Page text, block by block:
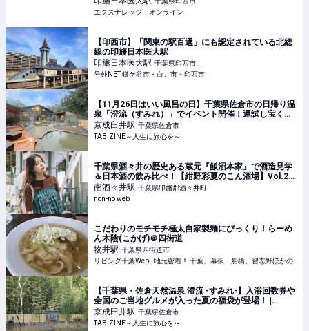
エクスナレッジ・オンライン
【印西市】「関東の駅百選」にも認定されている北総
線の印旛日本医大駅
印旛日本医大駅 千葉県印西市
号外NET 鎌ケ谷市・白井市・印西市
【11月26日はいい風呂の日】千葉県佐倉市の日帰り温
泉「澄流（すみれ）」でイベント開催！運試し宝くじ
やペア招待券が当たる | TABIZINE～人生に旅心を～
京成臼井駅 千葉県佐倉市
TABIZINE～人生に旅心を～
千葉県酒々井の歴史ある蔵元『飯沼本家』で酒造見学
＆日本酒の飲み比べ！【紺野彩夏のこん酒場】Vol.21 |
連載| non-no web
南酒々井駅 千葉県印旛郡酒々井町
non-no web
こだわりのモチモチ極太自家製麺にびっくり！らーめ
ん木陰(こかげ)＠四街道
物井駅 千葉県四街道市
【千葉県・佐倉天然温泉 澄流 -すみれ-】入浴回数券や
全国のご当地グルメが入った夏の福袋が登場！ |
TABIZINE～人生に旅心を～
京成臼井駅 千葉県佐倉市
TABIZINE～人生に旅心を～